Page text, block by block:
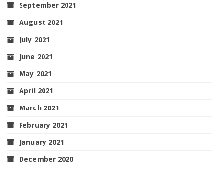
September 2021
August 2021
July 2021
June 2021
May 2021
April 2021
March 2021
February 2021
January 2021
December 2020